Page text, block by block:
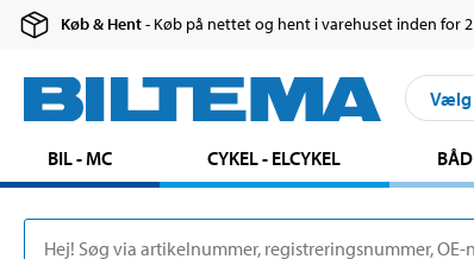
Køb & Hent- Køb på nettet og hent i varehuset inden for
Vælg
BIL - MC CYKEL - ELCYKEL BÅD